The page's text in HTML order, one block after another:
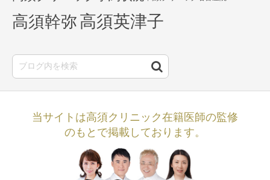
高須幹弥 高須英津子
当サイトは高須クリニック在籍医師の監修
のもとで掲載しております。